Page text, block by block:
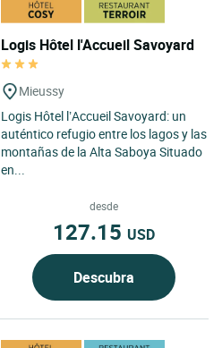
Logis Hôtel l'Accueil Savoyard
Mieussy
Logis Hôtel l’Accueil Savoyard: un
auténtico refugio entre los lagos y las
montañas de la Alta Saboya Situado
en...
desde
127.15 USD
Descubra